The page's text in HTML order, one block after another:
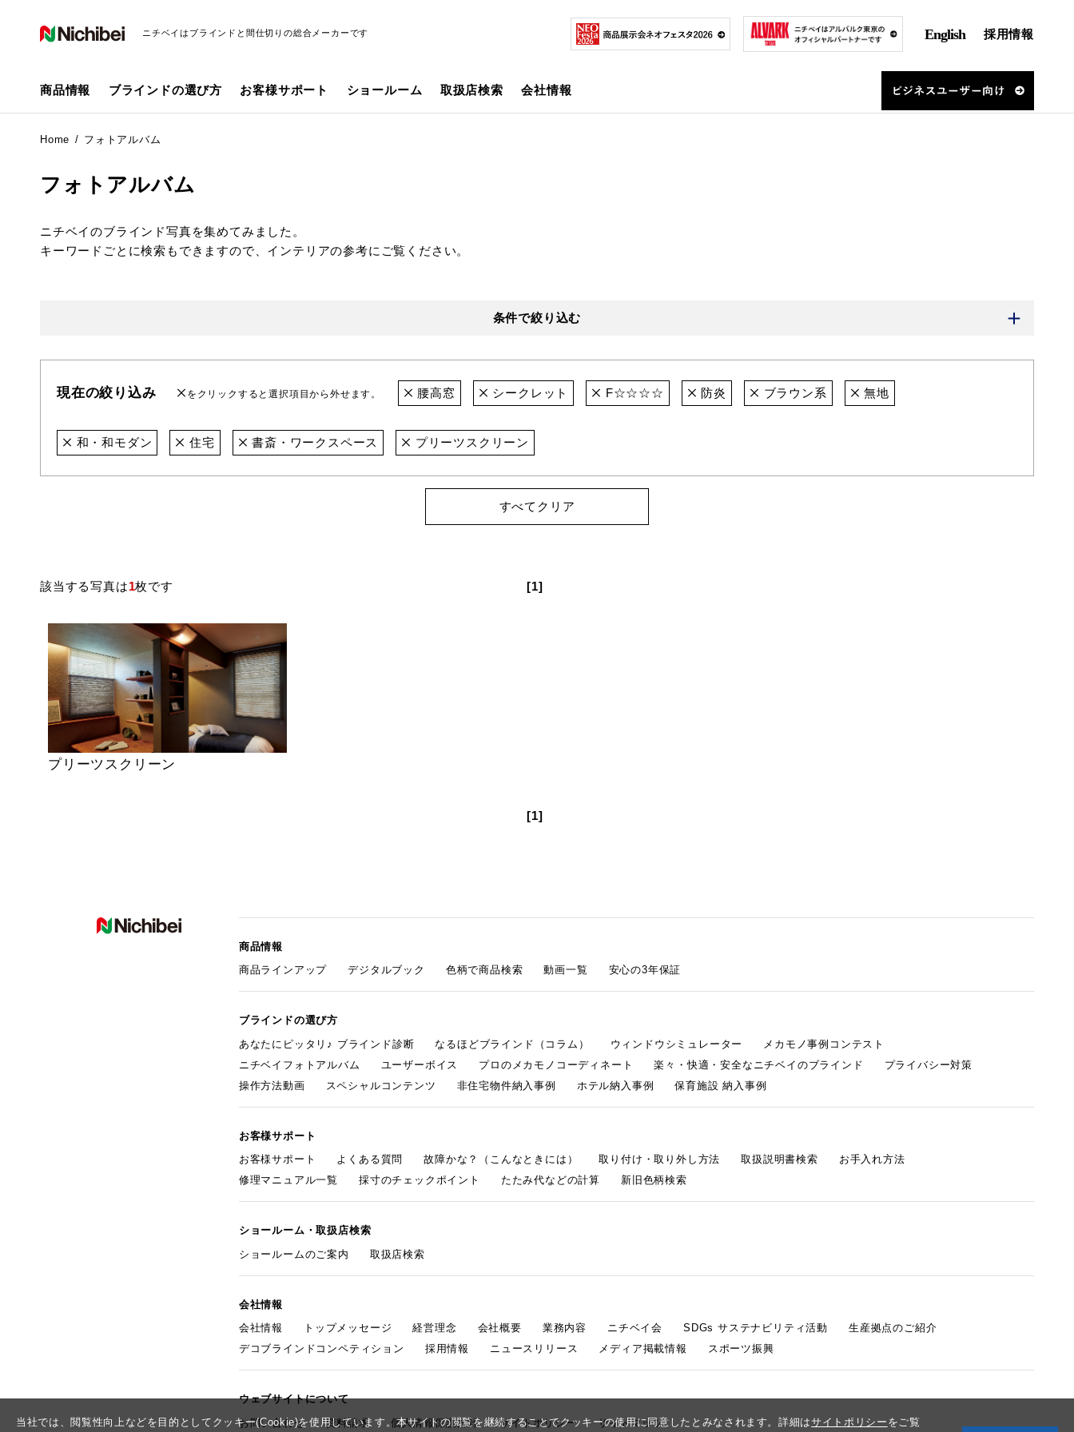
当社では、閲覧性向上などを目的としてクッキー(Cookie)を使用しています。本サイトの閲覧を継続することでクッキーの使用に同意したとみなされます。詳細はサイトポリシー をご覧
ニチベイはブラインドと間仕切りの総合メーカーです English 採用情報
商品情報 ブラインドの選び方 お客様サポート ショールーム 取扱店検索 会社情報
Home フォトアルバム
フォトアルバム
ニチベイのブラインド写真を集めてみました。
キーワードごとに検索もできますので、インテリアの参考にご覧ください。
条件で絞り込む
現在の絞り込み をクリックすると選択項目から外せます。 腰高窓 シークレット F☆☆☆☆ 防炎 ブラウン系 無地
和・和モダン 住宅 書斎・ワークスペース プリーツスクリーン
すべてクリア
該当する写真は1枚です [1]
プリーツスクリーン
[1]
商品情報
商品ラインアップ
デジタルブック 色柄で商品検索 動画一覧 安心の3年保証
ブラインドの選び方
あなたにピッタリ♪ ブラインド診断
なるほどブラインド（コラム） ウィンドウシミュレーター
メカモノ事例コンテスト
ニチベイフォトアルバム
ユーザーボイス プロのメカモノコーディネート 楽々・快適・安全なニチベイのブラインド
プライバシー対策
操作方法動画
スペシャルコンテンツ 非住宅物件納入事例 ホテル納入事例 保育施設 納入事例
お客様サポート
お客様サポート
よくある質問 故障かな？（こんなときには） 取り付け・取り外し方法 取扱説明書検索
お手入れ方法
修理マニュアル一覧
採寸のチェックポイント たたみ代などの計算 新旧色柄検索
ショールーム・取扱店検索
ショールームのご案内
取扱店検索
会社情報
会社情報
トップメッセージ 経営理念 会社概要 業務内容 ニチベイ会 SDGs サステナビリティ活動
生産拠点のご紹介
デコブラインドコンペティション
採用情報 ニュースリリース メディア掲載情報 スポーツ振興
ウェブサイトについて
お問い合わせ
資料請求 個人情報保護方針 サイトポリシー サイトマップ